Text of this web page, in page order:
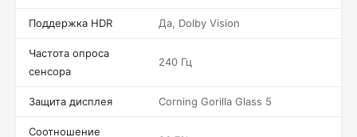
Поддержка HDR Да, Dolby Vision
Частота опроса
сенсора
240 Гц
Защита дисплея Corning Gorilla Glass 5
Соотношение